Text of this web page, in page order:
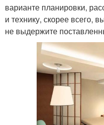
варианте планировки,
и технику, скорее всего,
не выдержите